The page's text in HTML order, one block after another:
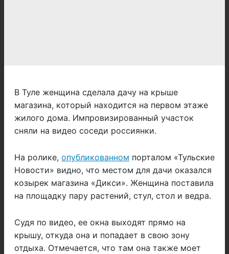
В Туле женщина сделала дачу на крыше
магазина, который находится на первом этаже
жилого дома. Импровизированный участок
сняли на видео соседи россиянки.
На ролике, опубликованном порталом «Тульские
Новости» видно, что местом для дачи оказался
козырек магазина «Дикси». Женщина поставила
на площадку пару растений, стул, стол и ведра.
Судя по видео, ее окна выходят прямо на
крышу, откуда она и попадает в свою зону
отдыха. Отмечается, что там она также моет